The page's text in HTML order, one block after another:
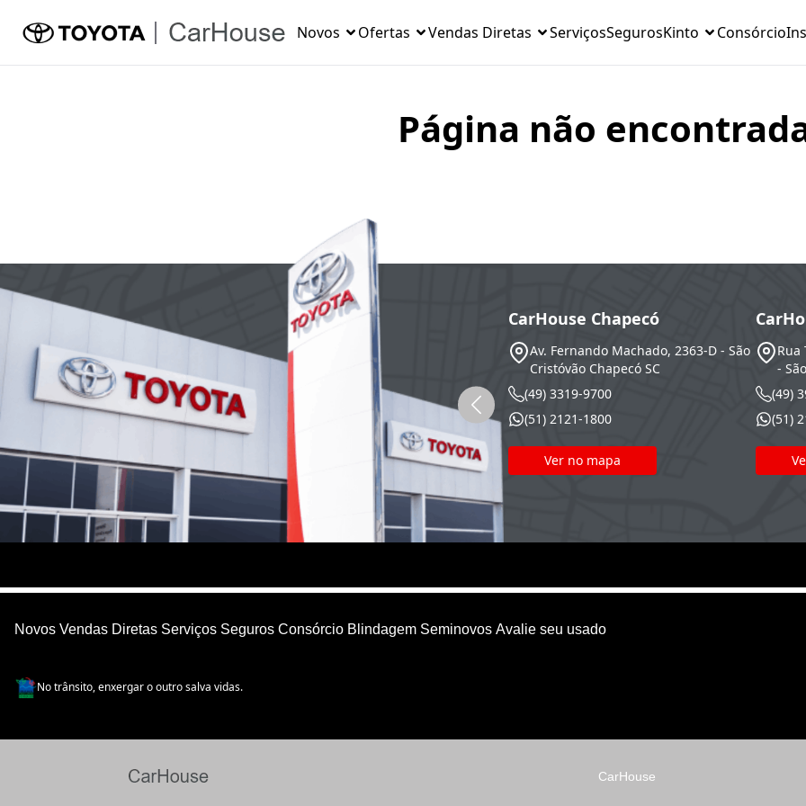
Novos Ofertas Vendas Diretas ServiçosSegurosKinto Consórcio
Página não
CarHouse Chapecó
Av. Fernando Machado, 2363-D - São
Cristóvão Chapecó SC
(49) 3319-9700
(51) 2121-1800
Ver no mapa
Rua
-
(49)
(51)
Novos Vendas Diretas Serviços Seguros Consórcio Blindagem Seminovos Avalie seu usado
No trânsito, enxergar o outro salva vidas.
CarHouse